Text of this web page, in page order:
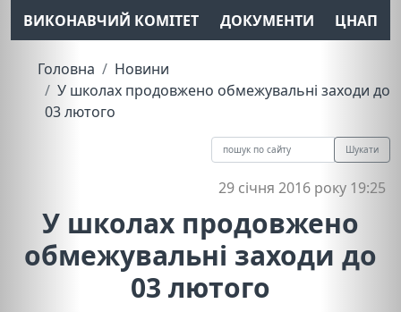
ВИКОНАВЧИЙ КОМІТЕТ
ДОКУМЕНТИ ЦНАП
Головна
Новини
У школах продовжено обмежувальні заходи до
03 лютого
Шукати
29 січня 2016 року 19:25
У школах продовжено
обмежувальні заходи до
03 лютого